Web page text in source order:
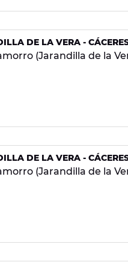
DE LA VERA -
(Jarandilla de la
DE LA VERA -
(Jarandilla de la